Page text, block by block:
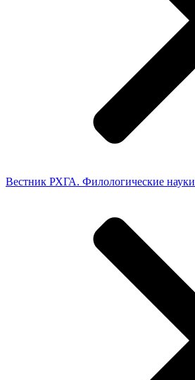
Вестник РХГА. Филологические науки